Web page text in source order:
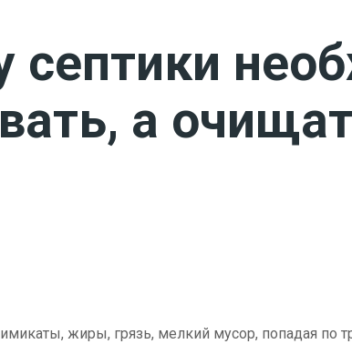
септики
а
жиры, грязь, мелкий мусор, попадая по